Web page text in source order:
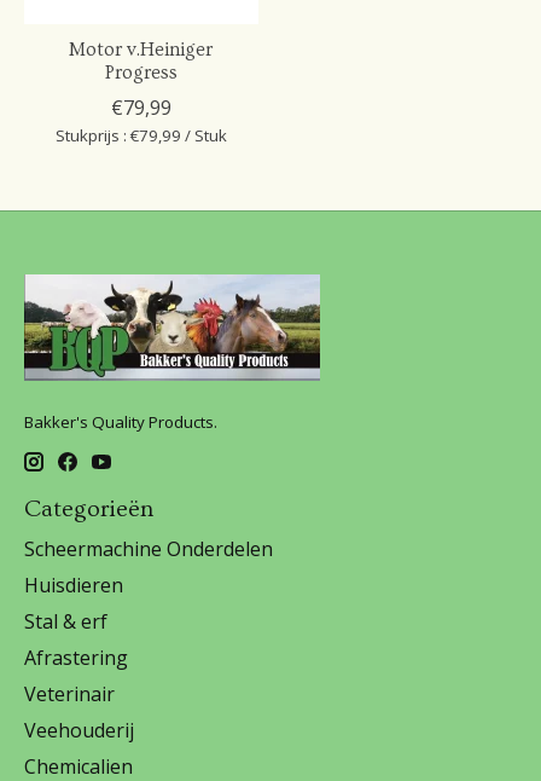
Motor v.Heiniger
Progress
€79,99
Stukprijs : €79,99 / Stuk
Bakker's Quality Products.
Categorieën
Scheermachine Onderdelen
Huisdieren
Stal & erf
Afrastering
Veterinair
Veehouderij
Chemicalien